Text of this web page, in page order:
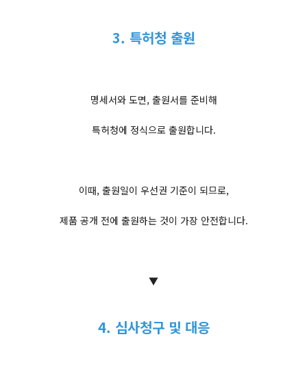
3. 특허청 출원
명세서와 도면, 출원서를 준비해
특허청에 정식으로 출원합니다.
이때, 출원일이 우선권 기준이 되므로,
제품 공개 전에 출원하는 것이 가장 안전합니다.
▼
4. 심사청구 및 대응